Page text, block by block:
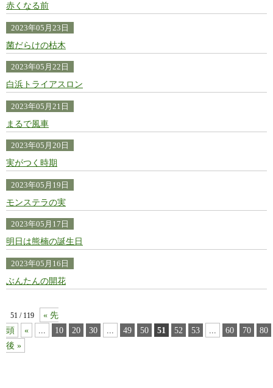
赤くなる前
2023年05月23日
菌だらけの枯木
2023年05月22日
白浜トライアスロン
2023年05月21日
まるで風車
2023年05月20日
実がつく時期
2023年05月19日
モンステラの実
2023年05月17日
明日は熊楠の誕生日
2023年05月16日
ぶんたんの開花
51 / 119
« 先
頭
« 10 20 30 49 50 51 52 53 60 70
80
後 »